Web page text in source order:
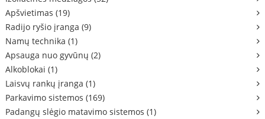
Apšvietimas (19)
Radijo ryšio įranga (9)
Namų technika (1)
Apsauga nuo gyvūnų (2)
Alkoblokai (1)
Laisvų rankų įranga (1)
Parkavimo sistemos (169)
Padangų slėgio matavimo sistemos (1)